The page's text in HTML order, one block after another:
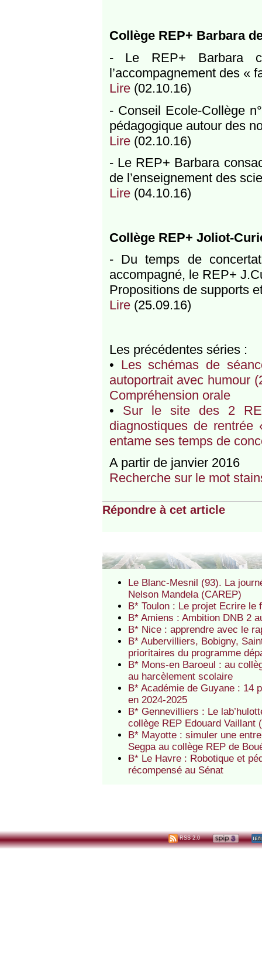
Collège REP+ Barbara
- Le REP+ Barbara
l’accompagnement des «
Lire(02.10.16)
- Conseil Ecole-Collège
pédagogique autour des
Lire(02.10.16)
- Le REP+ Barbara
de l’enseignement des
Lire(04.10.16)
Collège REP+ Joliot-
- Du temps de
accompagné, le REP+
Propositions de supports
Lire(25.09.16)
Les précédentes séries :
• Les schémas de
autoportrait avec humour
Compréhension orale
• Sur le site des 2
diagnostiques de
entame ses temps de
A partir de janvier 2016
Recherche sur le mot
Répondre à cet article
Le Blanc-Mesnil (93). La
Nelson Mandela (CAREP)
B* Toulon : Le projet Ecrire le
B* Amiens : Ambition DNB 2
B* Nice : apprendre avec le
B* Aubervilliers, Bobigny,
prioritaires du programme
B* Mons-en Baroeul : au
au harcèlement scolaire
B* Académie de Guyane : 14
en 2024-2025
B* Gennevilliers : Le
collège REP Edouard Vaillant
B* Mayotte : simuler une
Segpa au collège REP de
B* Le Havre : Robotique et
récompensé au Sénat
RSS 2.0